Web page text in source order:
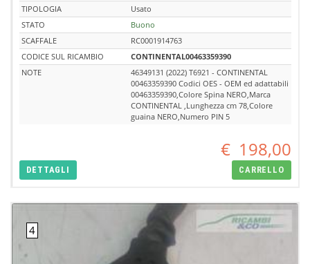
TIPOLOGIA
Usato
STATO
Buono
SCAFFALE
RC0001914763
CODICE SUL RICAMBIO
CONTINENTAL00463359390
NOTE
46349131 (2022) T6921 - CONTINENTAL
00463359390 Codici OES - OEM ed adattabili
00463359390,Colore Spina NERO,Marca
CONTINENTAL ,Lunghezza cm 78,Colore
guaina NERO,Numero PIN 5
€ 198,00
DETTAGLI CARRELLO